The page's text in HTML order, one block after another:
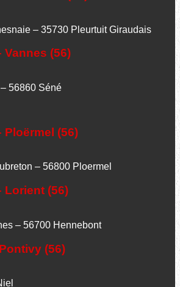
– 35730 Pleurtuit Giraudais
Vannes (56)
56860 Séné
Ploërmel (56)
– 56800 Ploermel
Lorient (56)
– 56700 Hennebont
(56)